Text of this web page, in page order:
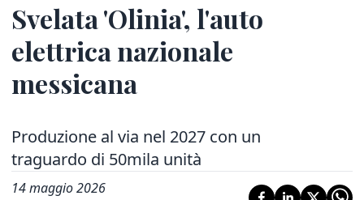
Svelata 'Olinia', l'auto
elettrica nazionale
messicana
Produzione al via nel 2027 con un
traguardo di 50mila unità
14 maggio 2026